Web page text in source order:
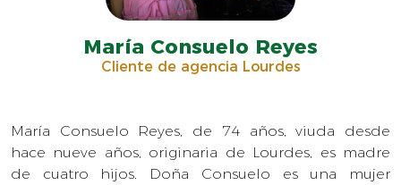
María Consuelo Reyes
Cliente de agencia Lourdes
María Consuelo Reyes, de 74 años, viuda desde
hace nueve años, originaria de Lourdes, es madre
de cuatro hijos. Doña Consuelo es una mujer